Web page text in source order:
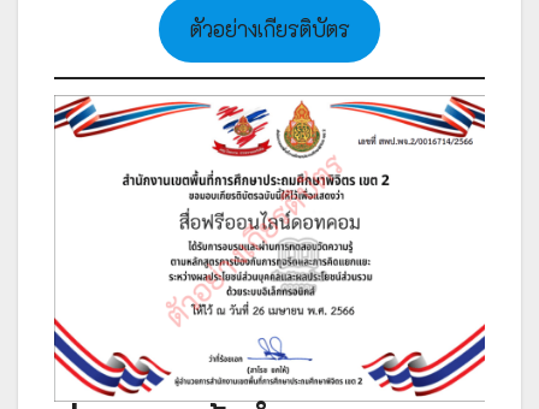
ตัวอย่างเกียรติบัตร